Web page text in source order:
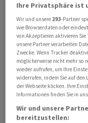
Die US-
schwächer als
unten revidiert.
Notenbank Fed
wiederum hilft den
Ihre Privatsphäre ist
Wir und unsere 293-Partner
wie Browserdaten oder
von Akzeptieren aktivieren
unsere Partner verarbeiten
Zwecke. Wenn Tracker
möglicherweise nicht mehr so
wieder aufrufen, um Ihre
widerrufen, indem Sie auf den
der Webseite klicken. Ihre
Informationen finden Sie in
Wir und unsere
bereitzustellen: